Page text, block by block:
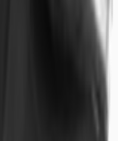
Transaktionen.